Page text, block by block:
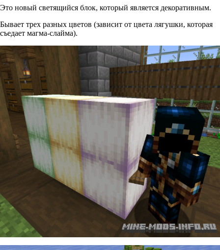
Это новый светящийся блок, который является декоративным.
Бывает трех разных цветов (зависит от цвета лягушки, которая
съедает магма-слайма).